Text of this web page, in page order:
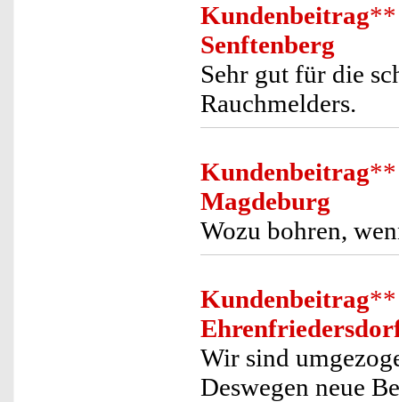
Kundenbeitrag**
Senftenberg
Sehr gut für die
Rauchmelders.
Kundenbeitrag**
Magdeburg
Wozu bohren,
Kundenbeitrag**
Wir sind
Deswegen neue